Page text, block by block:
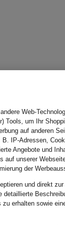
Web-
Tools, um Ihr
auf anderen
IP-Adressen,
Angebote und
auf unserer
der
und direkt
detaillierte
erhalten sowie